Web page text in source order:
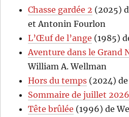
Chasse gardée 2 (2025)
et Antonin Fourlon
L’Œuf de l’ange (1985)
Aventure dans le Grand
William A. Wellman
Hors du temps (2024)
Sommaire de juillet 2026
Tête brûlée (1996) de